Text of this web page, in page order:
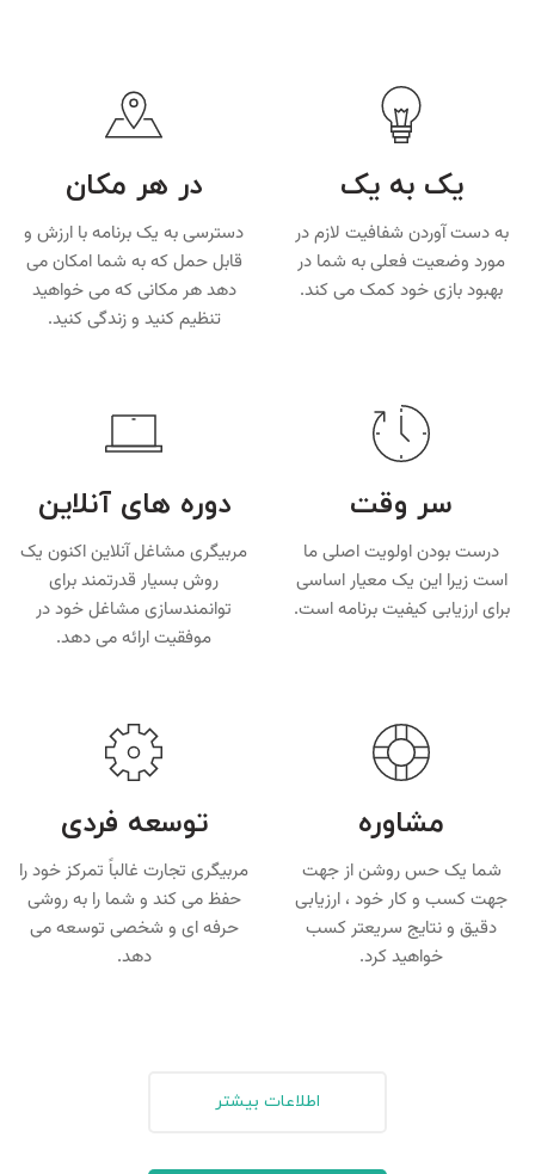
یک به یک
به دست آوردن شفافیت لازم در
مورد وضعیت فعلی به شما در
بهبود بازی خود کمک می کند.
در هر مکان
دسترسی به یک برنامه با ارزش و
قابل حمل که به شما امکان می
دهد هر مکانی که می خواهید
تنظیم کنید و زندگی کنید.
سر وقت
درست بودن اولویت اصلی ما
است زیرا این یک معیار اساسی
برای ارزیابی کیفیت برنامه است.
دوره های آنلاین
مربیگری مشاغل آنلاین اکنون یک
روش بسیار قدرتمند برای
توانمندسازی مشاغل خود در
موفقیت ارائه می دهد.
مشاوره
شما یک حس روشن از جهت
جهت کسب و کار خود ، ارزیابی
دقیق و نتایج سریعتر کسب
خواهید کرد.
توسعه فردی
مربیگری تجارت غالباً تمرکز خود را
حفظ می کند و شما را به روشی
حرفه ای و شخصی توسعه می
دهد.
اطلاعات بیشتر